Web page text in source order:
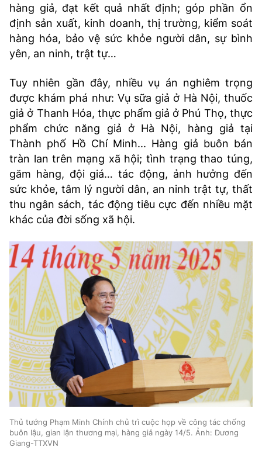
BÁO GIẤY
TRA CỨU PHƯỜNG XÃ
BÙI XUÂN PHÁI
TIỆN ÍCH
LIÊN HỆ QUẢNG CÁO
Hotline: 0981.119.189
Điện thoại: 024.38254756
hàng giả, đạt kết quả nhất định; góp phần ổn
định sản xuất, kinh doanh, thị trường, kiểm soát
hàng hóa, bảo vệ sức khỏe người dân, sự bình
yên, an ninh, trật tự…
Tuy nhiên gần đây, nhiều vụ án nghiêm trọng
được khám phá như: Vụ sữa giả ở Hà Nội, thuốc
giả ở Thanh Hóa, thực phẩm giả ở Phú Thọ, thực
phẩm chức năng giả ở Hà Nội, hàng giả tại
Thành phố Hồ Chí Minh... Hàng giả buôn bán
tràn lan trên mạng xã hội; tình trạng thao túng,
găm hàng, đội giá… tác động, ảnh hưởng đến
sức khỏe, tâm lý người dân, an ninh trật tự, thất
thu ngân sách, tác động tiêu cực đến nhiều mặt
khác của đời sống xã hội.
Thủ tướng Phạm Minh Chính chủ trì cuộc họp về công tác chống
buôn lậu, gian lận thương mại, hàng giả ngày 14/5. Ảnh: Dương
Giang-TTXVN